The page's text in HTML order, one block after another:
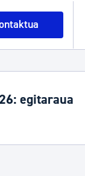
etenda
irailaren 6ra